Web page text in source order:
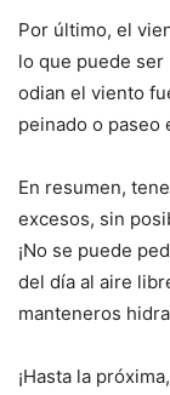
Por último, el
lo que puede ser
odian el viento
peinado o paseo
En resumen,
excesos, sin
¡No se puede
del día al aire
manteneros
¡Hasta la